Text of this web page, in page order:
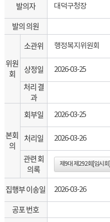
발의자 대덕구청장
발의 의원
위원
회
소관위 행정복지위원회
상정일 2026-03-25
처리 결
과
본회
의
회부일 2026-03-25
처리일 2026-03-26
관련 회
의록
제9대 제292회[임시
집행부 이송일 2026-03-26
공포 번호